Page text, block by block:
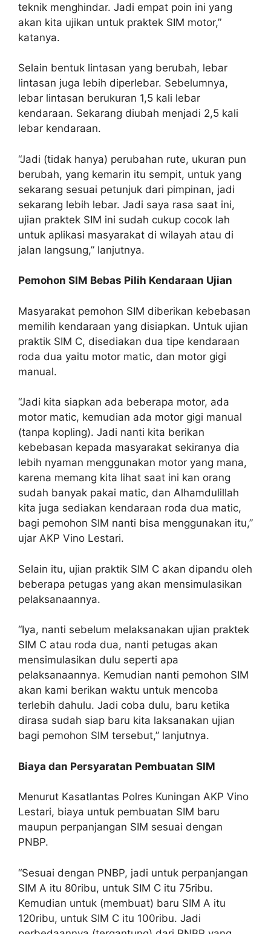
teknik menghindar. Jadi empat poin ini yang
akan kita ujikan untuk praktek SIM motor,”
katanya.
Selain bentuk lintasan yang berubah, lebar
lintasan juga lebih diperlebar. Sebelumnya,
lebar lintasan berukuran 1,5 kali lebar
kendaraan. Sekarang diubah menjadi 2,5 kali
lebar kendaraan.
“Jadi (tidak hanya) perubahan rute, ukuran pun
berubah, yang kemarin itu sempit, untuk yang
sekarang sesuai petunjuk dari pimpinan, jadi
sekarang lebih lebar. Jadi saya rasa saat ini,
ujian praktek SIM ini sudah cukup cocok lah
untuk aplikasi masyarakat di wilayah atau di
jalan langsung,” lanjutnya.
Pemohon SIM Bebas Pilih Kendaraan Ujian
Masyarakat pemohon SIM diberikan kebebasan
memilih kendaraan yang disiapkan. Untuk ujian
praktik SIM C, disediakan dua tipe kendaraan
roda dua yaitu motor matic, dan motor gigi
manual.
“Jadi kita siapkan ada beberapa motor, ada
motor matic, kemudian ada motor gigi manual
(tanpa kopling). Jadi nanti kita berikan
kebebasan kepada masyarakat sekiranya dia
lebih nyaman menggunakan motor yang mana,
karena memang kita lihat saat ini kan orang
sudah banyak pakai matic, dan Alhamdulillah
kita juga sediakan kendaraan roda dua matic,
bagi pemohon SIM nanti bisa menggunakan itu,”
ujar AKP Vino Lestari.
Selain itu, ujian praktik SIM C akan dipandu oleh
beberapa petugas yang akan mensimulasikan
pelaksanaannya.
“Iya, nanti sebelum melaksanakan ujian praktek
SIM C atau roda dua, nanti petugas akan
mensimulasikan dulu seperti apa
pelaksanaannya. Kemudian nanti pemohon SIM
akan kami berikan waktu untuk mencoba
terlebih dahulu. Jadi coba dulu, baru ketika
dirasa sudah siap baru kita laksanakan ujian
bagi pemohon SIM tersebut,” lanjutnya.
Biaya dan Persyaratan Pembuatan SIM
Menurut Kasatlantas Polres Kuningan AKP Vino
Lestari, biaya untuk pembuatan SIM baru
maupun perpanjangan SIM sesuai dengan
PNBP.
“Sesuai dengan PNBP, jadi untuk perpanjangan
SIM A itu 80ribu, untuk SIM C itu 75ribu.
Kemudian untuk (membuat) baru SIM A itu
120ribu, untuk SIM C itu 100ribu. Jadi